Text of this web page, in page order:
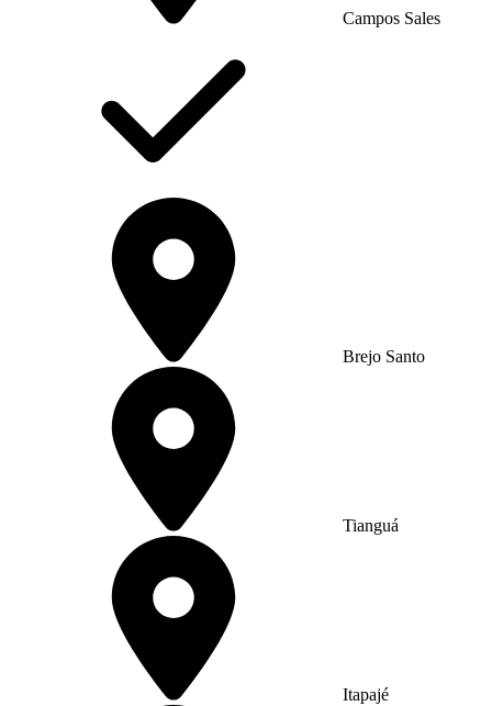
Campos Sales
Brejo Santo
Tianguá
Itapajé